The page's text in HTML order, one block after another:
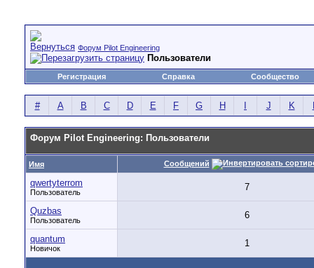
Форум Pilot Engineering
Пользователи
Регистрация Справка Сообщество
# A B C D E F G H J K
Форум Pilot Engineering: Пользователи
Имя Сообщений
qwertyterrom
Пользователь 7
Quzbas
Пользователь 6
quantum
Новичок 1